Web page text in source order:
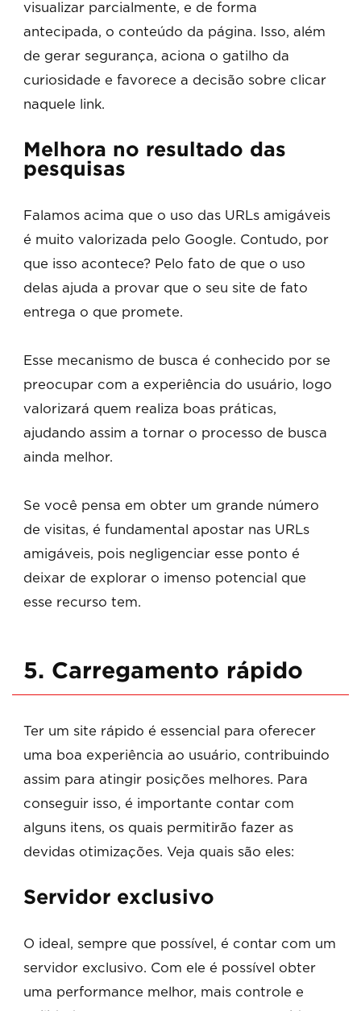
visualizar parcialmente, e de forma
antecipada, o conteúdo da página. Isso, além
de gerar segurança, aciona o gatilho da
curiosidade e favorece a decisão sobre clicar
naquele link.
Melhora no resultado das
pesquisas
Falamos acima que o uso das URLs amigáveis
é muito valorizada pelo Google. Contudo, por
que isso acontece? Pelo fato de que o uso
delas ajuda a provar que o seu site de fato
entrega o que promete.
Esse mecanismo de busca é conhecido por se
preocupar com a experiência do usuário, logo
valorizará quem realiza boas práticas,
ajudando assim a tornar o processo de busca
ainda melhor.
Se você pensa em obter um grande número
de visitas, é fundamental apostar nas URLs
amigáveis, pois negligenciar esse ponto é
deixar de explorar o imenso potencial que
esse recurso tem.
5. Carregamento rápido
Ter um site rápido é essencial para oferecer
uma boa experiência ao usuário, contribuindo
assim para atingir posições melhores. Para
conseguir isso, é importante contar com
alguns itens, os quais permitirão fazer as
devidas otimizações. Veja quais são eles:
Servidor exclusivo
O ideal, sempre que possível, é contar com um
servidor exclusivo. Com ele é possível obter
uma performance melhor, mais controle e